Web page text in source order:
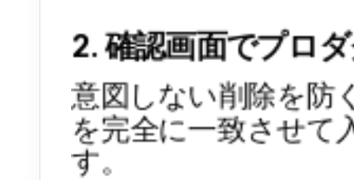
2. 確認画面でプロ
意図しない削除を防
を完全に一致させて
す。